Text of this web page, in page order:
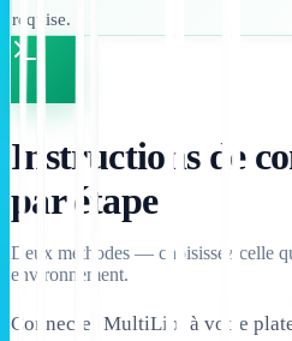
requise.
Instructions de
par étape
Deux méthodes — choisissez celle
environnement.
Connecter MultiLipi à votre